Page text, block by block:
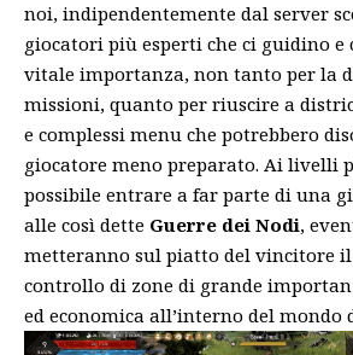
noi, indipendentemente dal server
giocatori più esperti che ci guidino e
vitale importanza, non tanto per la
missioni, quanto per riuscire a
e complessi menu che potrebbero
giocatore meno preparato. Ai livelli
possibile entrare a far parte di una
alle così dette Guerre dei Nodi,
metteranno sul piatto del vincitore
controllo di zone di grande
ed economica all’interno del mondo